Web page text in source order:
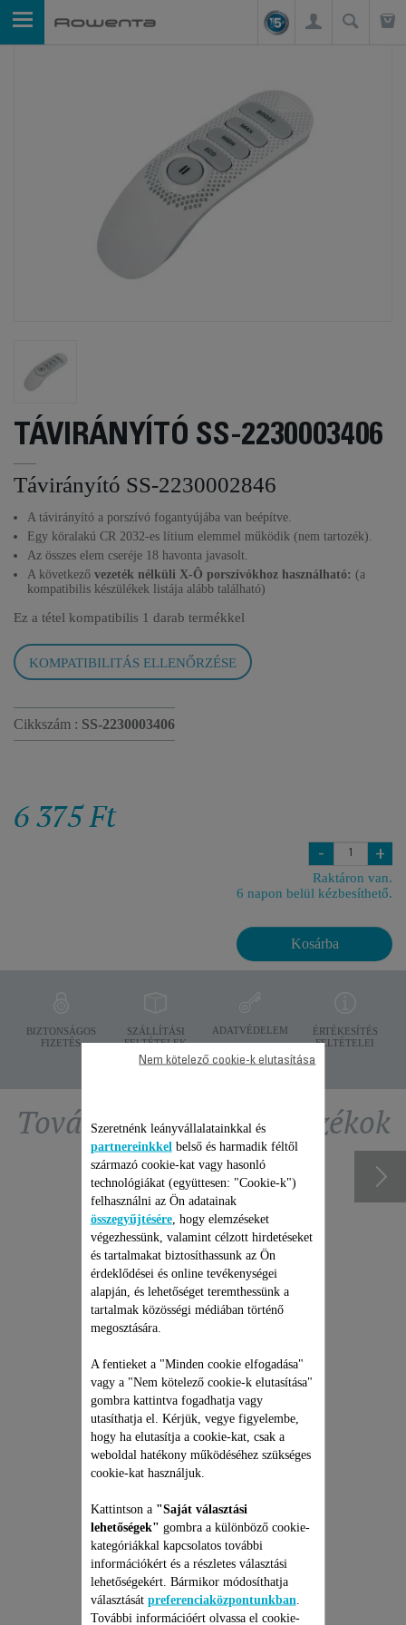
TÁVIRÁNYÍTÓ SS-2230003406
Távirányító SS-2230002846
A távirányító a porszívó fogantyújába van beépítve.
Egy köralakú CR 2032-es lítium elemmel működik (nem tartozék).
Az összes elem cseréje 18 havonta javasolt.
A következő vezeték nélküli X-Ô porszívókhoz használható: (a
kompatibilis készülékek listája alább található)
Ez a tétel kompatibilis 1 darab termékkel
KOMPATIBILITÁS ELLENŐRZÉSE
Cikkszám : SS-2230003406
6 375 Ft
- +
Raktáron van.
6 napon belül kézbesíthető.
Kosárba
BIZTONSÁGOS
FIZETÉS
SZÁLLÍTÁSI
FELTÉTELEK
ADATVÉDELEM
ÉRTÉKESÍTÉS
FELTÉTELEI
További ajánlott tartozékok
ROWENTA ZSÁKOS, ÉS
ZSÁKNÉLKÜLI
PORSZÍVÓ JAVÍTÁSI
CSOMAG
Árajánlat, meglepetések nélkül
és 6 hónapos kiterjesztett
garancia!
19 990 Ft
Kosárba
Szeretnénk leányvállalatainkkal és
partnereinkkel belső és harmadik féltől
származó cookie-kat vagy hasonló
technológiákat (együttesen: "Cookie-k")
felhasználni az Ön adatainak
összegyűjtésére, hogy elemzéseket
végezhessünk, valamint célzott hirdetéseket
és tartalmakat biztosíthassunk az Ön
érdeklődései és online tevékenységei
alapján, és lehetőséget teremthessünk a
tartalmak közösségi médiában történő
megosztására.
A fentieket a "Minden cookie elfogadása"
vagy a "Nem kötelező cookie-k elutasítása"
gombra kattintva fogadhatja vagy
utasíthatja el. Kérjük, vegye figyelembe,
hogy ha elutasítja a cookie-kat, csak a
weboldal hatékony működéséhez szükséges
cookie-kat használjuk.
Kattintson a "Saját választási
lehetőségek" gombra a különböző cookie-
kategóriákkal kapcsolatos további
információkért és a részletes választási
lehetőségekért. Bármikor módosíthatja
választását preferenciaközpontunkban
További információért olvassa el cookie-
Nem kötelező cookie-k elutasítása